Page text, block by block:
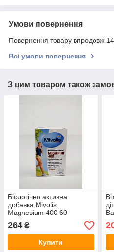
Умови повернення
Повернення товару впродовж
Всі умови повернення
З цим товаром також
Біологічно активна
добавка Mivolis
Magnesium 400 60
таблеток (Німеччина)
264 ₴
Купити